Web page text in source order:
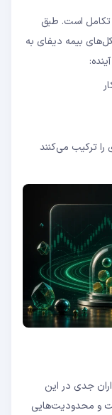
تکامل است. طبق
بیمه دیفای به
جدی در این
و محدودیت‌هایی